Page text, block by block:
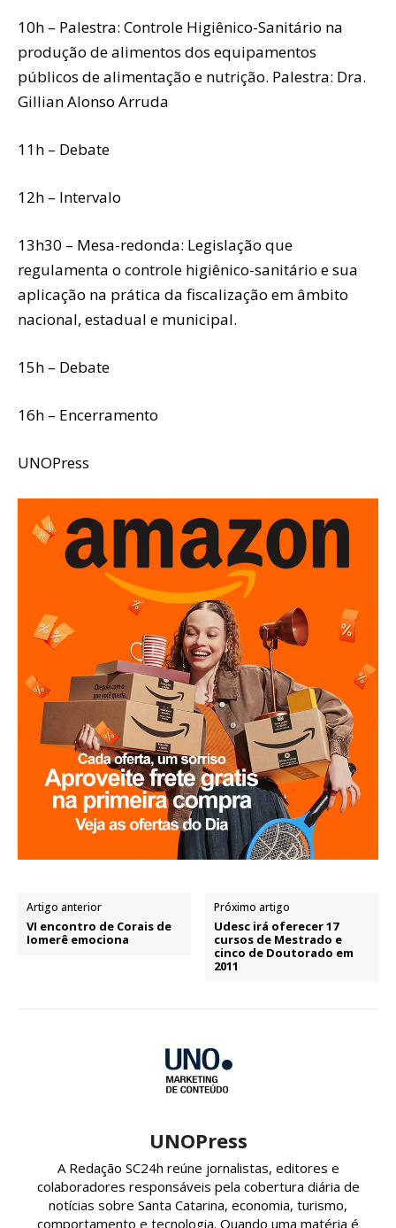
10h – Palestra: Controle Higiênico-Sanitário na
produção de alimentos dos equipamentos
públicos de alimentação e nutrição. Palestra: Dra.
Gillian Alonso Arruda
11h – Debate
12h – Intervalo
13h30 – Mesa-redonda: Legislação que
regulamenta o controle higiênico-sanitário e sua
aplicação na prática da fiscalização em âmbito
nacional, estadual e municipal.
15h – Debate
16h – Encerramento
UNOPress
Artigo anterior
VI encontro de Corais de
Iomerê emociona
Próximo artigo
Udesc irá oferecer 17
cursos de Mestrado e
cinco de Doutorado em
2011
UNOPress
A Redação SC24h reúne jornalistas, editores e
colaboradores responsáveis pela cobertura diária de
notícias sobre Santa Catarina, economia, turismo,
comportamento e tecnologia. Quando uma matéria é